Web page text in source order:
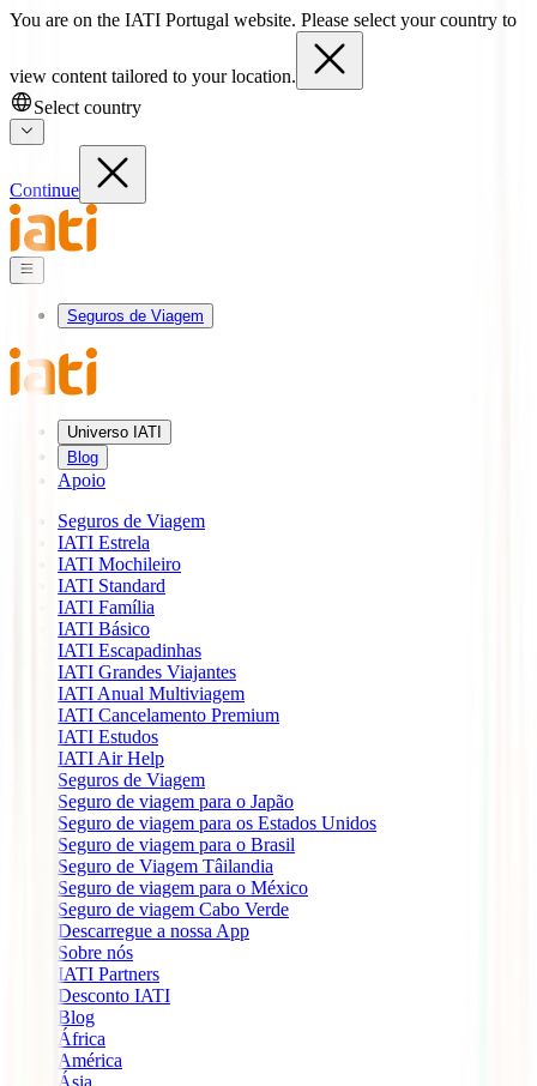
You are on the IATI Portugal website. Please select your country to
view content tailored to your location.
Select country
Continue
Seguros de Viagem
Universo IATI
Blog
Apoio
Seguros de Viagem
IATI Estrela
IATI Mochileiro
IATI Standard
IATI Família
IATI Básico
IATI Escapadinhas
IATI Grandes Viajantes
IATI Anual Multiviagem
IATI Cancelamento Premium
IATI Estudos
IATI Air Help
Seguros de Viagem
Seguro de viagem para o Japão
Seguro de viagem para os Estados Unidos
Seguro de viagem para o Brasil
Seguro de Viagem Tâilandia
Seguro de viagem para o México
Seguro de viagem Cabo Verde
Descarregue a nossa App
Sobre nós
IATI Partners
Desconto IATI
Blog
África
América
Ásia